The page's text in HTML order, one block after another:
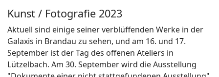
Kunst / Fotografie 2023
Aktuell sind einige seiner verblüffenden Werke in der
Galaxis in Brandau zu sehen, und am 16. und 17.
September ist der Tag des offenen Ateliers in
Lützelbach. Am 30. September wird die Ausstellung